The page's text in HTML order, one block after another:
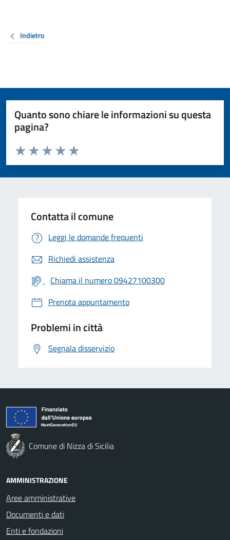
Indietro
Quanto sono chiare le informazioni su questa
pagina?
Valuta da 1 a 5 stelle la pagina
Valuta 5 stelle su 5
Valuta 4 stelle su 5
Valuta 3 stelle su 5
Valuta 2 stelle su 5
Valuta 1 stelle su 5
Contatta il comune
Leggi le domande frequenti
Richiedi assistenza
Chiama il numero 09427100300
Prenota appuntamento
Problemi in città
Segnala disservizio
Comune di Nizza di Sicilia
AMMINISTRAZIONE
Aree amministrative
Documenti e dati
Enti e fondazioni